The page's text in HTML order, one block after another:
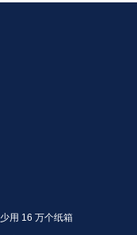
用 16 万个纸箱